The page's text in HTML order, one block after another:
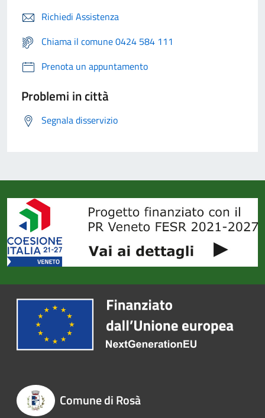
Richiedi Assistenza
Chiama il comune 0424 584 111
Prenota un appuntamento
Problemi in città
Segnala disservizio
Comune di Rosà